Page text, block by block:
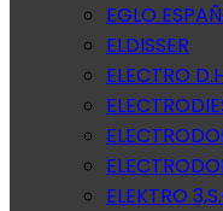
EGLO
ELDISSER
ELECTRO
ELEKTRO